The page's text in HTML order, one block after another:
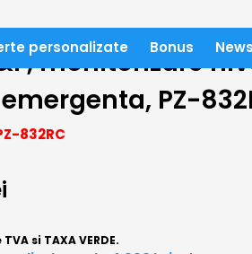
personalizate Bonus
monitorizare
emergenta, PZ-
832RC
si TAXA VERDE.